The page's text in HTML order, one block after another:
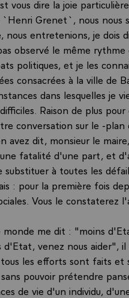
vous dire la joie
Grenet`, nous nous
nous entretenions, je dois
observé le même
politiques, et je les
consacrées à la ville de
dans lesquelles je
Raison de plus
conversation sur le -plan
avez dit, monsieur le
fatalité d'une part, et
substituer à toutes les
: pour la première fois
Vous le constaterez
me dit : "moins
venez nous aider",
les efforts sont faits et
pouvoir prétendre
de vie d'un individu,